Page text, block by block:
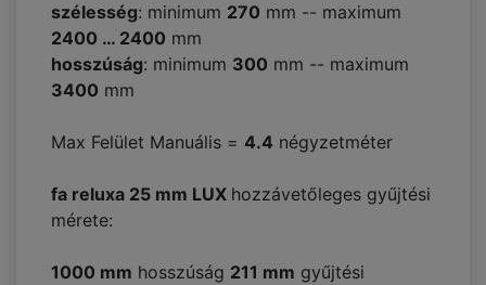
szélesség: minimum 270 mm -- maximum
2400 … 2400 mm
hosszúság: minimum 300 mm -- maximum
3400 mm
Max Felület Manuális = 4.4 négyzetméter
fa reluxa 25 mm LUX hozzávetőleges gyűjtési
mérete:
1000 mm hosszúság 211 mm gyűjtési